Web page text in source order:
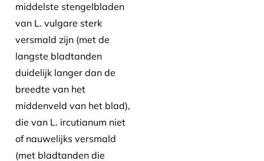
middelste stengelbladen
van L. vulgare sterk
versmald zijn (met de
langste bladtanden
duidelijk langer dan de
breedte van het
middenveld van het blad),
die van L. ircutianum niet
of nauwelijks versmald
(met bladtanden die